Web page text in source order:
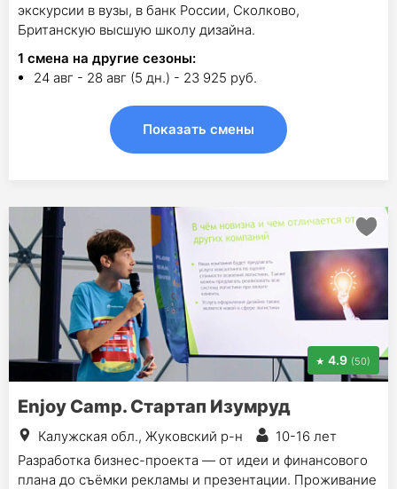
экскурсии в вузы, в банк России, Сколково,
Британскую высшую школу дизайна.
1 смена на другие сезоны:
24 авг - 28 авг (5 дн.) - 23 925 руб.
Показать смены
4.9 (50)
Enjoy Camp. Стартап Изумруд
Калужская обл., Жуковский р-н
10-16 лет
Разработка бизнес-проекта — от идеи и финансового
плана до съёмки рекламы и презентации. Проживание